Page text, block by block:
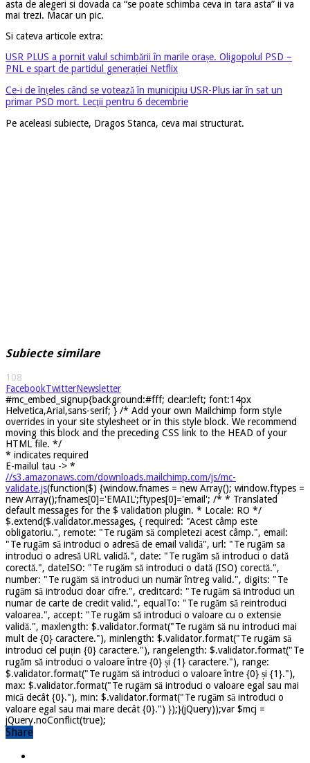
asta de alegeri si dovada ca “se poate schimba ceva in tara asta” ii va
mai trezi. Macar un pic.
Si cateva articole extra:
USR PLUS a pornit valul schimbării în marile orașe. Oligopolul PSD –
PNL e spart de partidul generației Netflix
Ce-i de înţeles când se votează în municipiu USR-Plus iar în sat un
primar PSD mort. Lecţii pentru 6 decembrie
Pe aceleasi subiecte, Dragos Stanca, ceva mai structurat.
Subiecte similare
108
FacebookTwitterNewsletter
#mc_embed_signup{background:#fff; clear:left; font:14px
Helvetica,Arial,sans-serif; } /* Add your own Mailchimp form style
overrides in your site stylesheet or in this style block. We recommend
moving this block and the preceding CSS link to the HEAD of your
HTML file. */
* indicates required
E-mailul tau -> *
//s3.amazonaws.com/downloads.mailchimp.com/js/mc-
validate.js(function($) {window.fnames = new Array(); window.ftypes =
new Array();fnames[0]='EMAIL';ftypes[0]='email'; /* * Translated
default messages for the $ validation plugin. * Locale: RO */
$.extend($.validator.messages, { required: "Acest câmp este
obligatoriu.", remote: "Te rugăm să completezi acest câmp.", email:
"Te rugăm să introduci o adresă de email validă", url: "Te rugăm sa
introduci o adresă URL validă.", date: "Te rugăm să introduci o dată
corectă.", dateISO: "Te rugăm să introduci o dată (ISO) corectă.",
number: "Te rugăm să introduci un număr întreg valid.", digits: "Te
rugăm să introduci doar cifre.", creditcard: "Te rugăm să introduci un
numar de carte de credit valid.", equalTo: "Te rugăm să reintroduci
valoarea.", accept: "Te rugăm să introduci o valoare cu o extensie
validă.", maxlength: $.validator.format("Te rugăm să nu introduci mai
mult de {0} caractere."), minlength: $.validator.format("Te rugăm să
introduci cel puțin {0} caractere."), rangelength: $.validator.format("Te
rugăm să introduci o valoare între {0} și {1} caractere."), range:
$.validator.format("Te rugăm să introduci o valoare între {0} și {1}."),
max: $.validator.format("Te rugăm să introduci o valoare egal sau mai
mică decât {0}."), min: $.validator.format("Te rugăm să introduci o
valoare egal sau mai mare decât {0}.") });}(jQuery));var $mcj =
jQuery.noConflict(true);
Share